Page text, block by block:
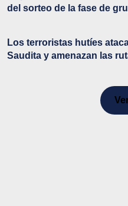
del sorteo de la fase de
Los terroristas hutíes
Saudita y amenazan las